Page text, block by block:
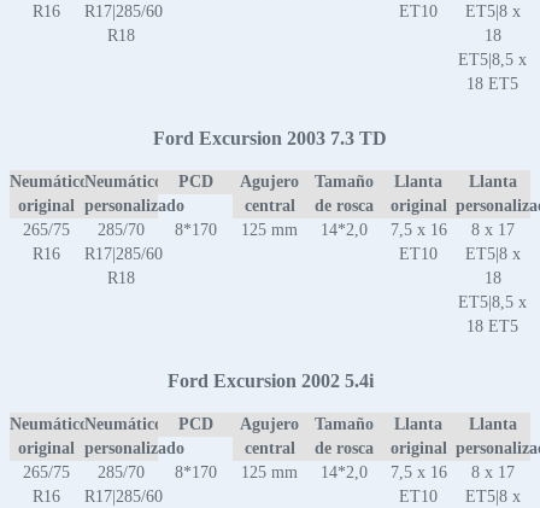
R16
R17|285/60
R18
ET10
ET5|8 x
18
ET5|8,5 x
18 ET5
Ford Excursion 2003 7.3 TD
Neumático
original
Neumático
personalizado
PCD
Agujero
central
Tamaño
de rosca
Llanta
original
Llanta
265/75
R16
285/70
R17|285/60
R18
8*170 125 mm 14*2,0
7,5 x 16
ET10
8 x 17
ET5|8 x
18
ET5|8,5 x
18 ET5
Ford Excursion 2002 5.4i
Neumático
original
Neumático
personalizado
PCD
Agujero
central
Tamaño
de rosca
Llanta
original
Llanta
265/75
R16
285/70
R17|285/60
8*170 125 mm 14*2,0
7,5 x 16
ET10
8 x 17
ET5|8 x